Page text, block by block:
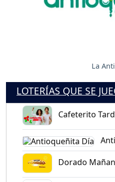
La
LOTERÍAS QUE SE
Cafeterito
Dorado